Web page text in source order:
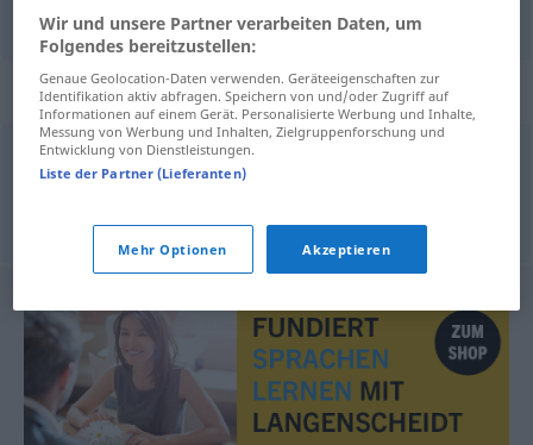
Synonyme für "ochoczy"
chętny,otwarty,przychylny
© LibreOffice
Wir und unsere Partner verarbeiten Daten, um
Folgendes bereitzustellen:
Genaue Geolocation-Daten verwenden. Geräteeigenschaften zur
Identifikation aktiv abfragen. Speichern von und/oder Zugriff auf
Informationen auf einem Gerät. Personalisierte Werbung und Inhalte,
Messung von Werbung und Inhalten, Zielgruppenforschung und
Entwicklung von Dienstleistungen.
Liste der Partner (Lieferanten)
Mehr Optionen Akzeptieren